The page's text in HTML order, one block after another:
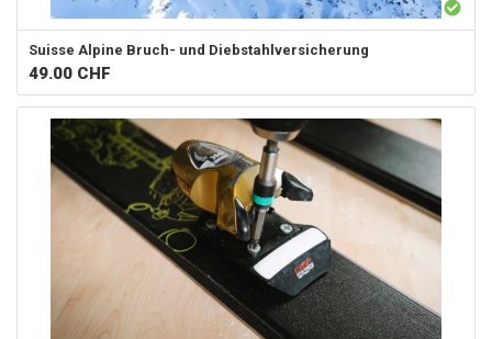
Suisse Alpine Bruch- und Diebstahlversicherung
49.00 CHF